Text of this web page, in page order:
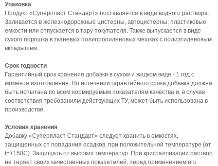
Упаковка
Продукт «Суперпласт Стандарт» поставляется в виде водного раствора.
Заливается в железнодорожные цистерны, автоцистерны, пластиковые
емкости или отпускается в тару покупателя. Также выпускается в виде
сухого порошка в тканевых полипропиленовых мешках с полиэтиленовым
вкладышем.
Срок годности
Гарантийный срок хранения добавки в сухом и жидком виде - 1 год с
момента изготовления. По истечении гарантийного срока добавка должна
быть испытана по всем нормируемым показателям качества и, в случае
соответствия требованиям действующих ТУ, может быть использована в
производстве.
Условия хранения
Добавку «Суперпласт Стандарт» следует хранить в емкостях,
защищенных от попадания осадков, при положительной температуре (от
t=+150С). Защищать от высоких температур. При кристаллизации раствор
не теряет своих качественных показателей, перед применением его